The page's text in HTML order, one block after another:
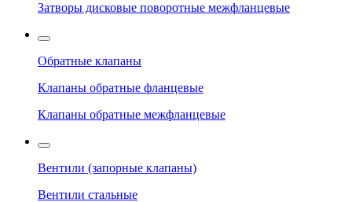
Затворы дисковые поворотные межфланцевые
Обратные клапаны
Клапаны обратные фланцевые
Клапаны обратные межфланцевые
Вентили (запорные клапаны)
Вентили стальные